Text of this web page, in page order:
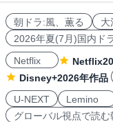
朝ドラ:風、薫る 大
2026年夏(7月)国内ド
Netflix
Disney+2026年作品
U-NEXT
Lemino
グローバル視点で読む